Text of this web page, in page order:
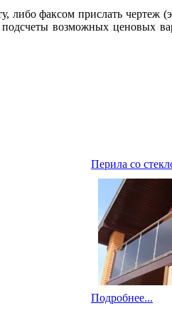
факсом прислать чертеж
подсчеты возможных ценовых
Перила со
Подробнее...